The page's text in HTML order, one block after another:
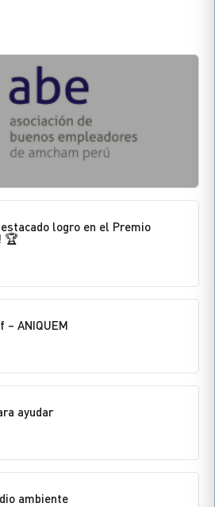
logro en el Premio
🏆
– ANIQUEM
ayudar
ambiente